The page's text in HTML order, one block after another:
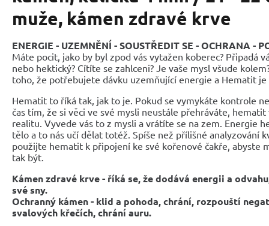
muže, kámen zdravé krve
ENERGIE - UZEMNĚNÍ - SOUSTŘEDIT SE - OCHRANA -
Máte pocit, jako by byl zpod vás vytažen koberec? Připadá
nebo hektický? Cítíte se zahlceni? Je vaše mysl všude
toho, že potřebujete dávku uzemňující energie a Hematit
Hematit to říká tak, jak to je. Pokud se vymykáte kontrole
čas tím, že si věci ve své mysli neustále přehráváte,
realitu. Vyvede vás to z mysli a vrátíte se na zem. Energie
tělo a to nás učí dělat totéž. Spíše než přílišné analyzování
použijte hematit k připojení ke své kořenové čakře, abyste
tak být.
Kámen zdravé krve - říká se, že dodává energii a
své sny.
Ochranný kámen - klid a pohoda,chrání, rozpouští
svalových křečích, chrání auru.